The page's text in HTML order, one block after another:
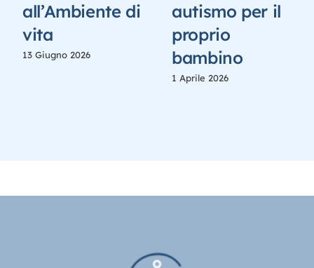
all’Ambiente di
vita
13 Giugno 2026
autismo per il
proprio
bambino
1 Aprile 2026